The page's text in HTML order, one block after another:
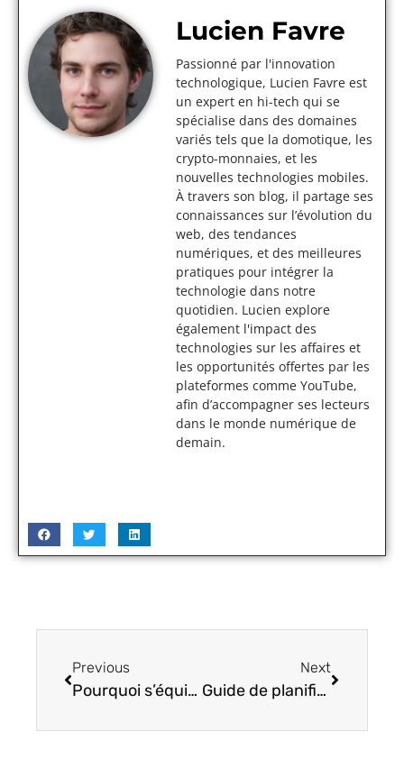
Lucien Favre
Passionné par l'innovation
technologique, Lucien Favre est
un expert en hi-tech qui se
spécialise dans des domaines
variés tels que la domotique, les
crypto-monnaies, et les
nouvelles technologies mobiles.
À travers son blog, il partage ses
connaissances sur l’évolution du
web, des tendances
numériques, et des meilleures
pratiques pour intégrer la
technologie dans notre
quotidien. Lucien explore
également l'impact des
technologies sur les affaires et
les opportunités offertes par les
plateformes comme YouTube,
afin d’accompagner ses lecteurs
dans le monde numérique de
demain.
Previous
Pourquoi s’équiper d’un gestionnaire de mots de passe avant l’été ?
Next
Guide de planification de la refonte du site web : Exploiter le pouvoir de la technologie de pointe